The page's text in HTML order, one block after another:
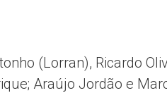
(Lorran), Ricardo
Araújo Jordão e